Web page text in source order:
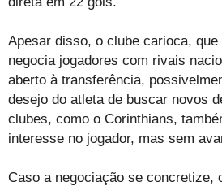
Apesar disso, o clube carioca,
negocia jogadores com rivais
aberto à transferência,
desejo do atleta de buscar novos
clubes, como o Corinthians,
interesse no jogador, mas sem
Caso a negociação se concretize,